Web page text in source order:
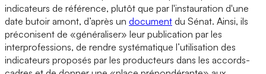
indicateurs de référence, plutôt que par l'instauration d'une
date butoir amont, d’après un document du Sénat. Ainsi, ils
préconisent de «généraliser» leur publication par les
interprofessions, de rendre systématique l’utilisation des
indicateurs proposés par les producteurs dans les accords-